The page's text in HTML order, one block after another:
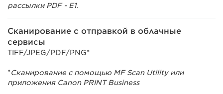
рассылки PDF - E1.
Сканирование с отправкой в облачные
сервисы
TIFF/JPEG/PDF/PNG*
*Сканирование с помощью MF Scan Utility или
приложения Canon PRINT Business